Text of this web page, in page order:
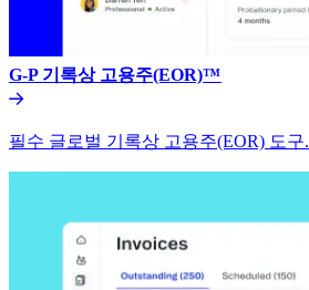
G-P 기록상 고용주(EOR)™​​
필수 글로벌 기록상 고용주(EOR) 도구.​​